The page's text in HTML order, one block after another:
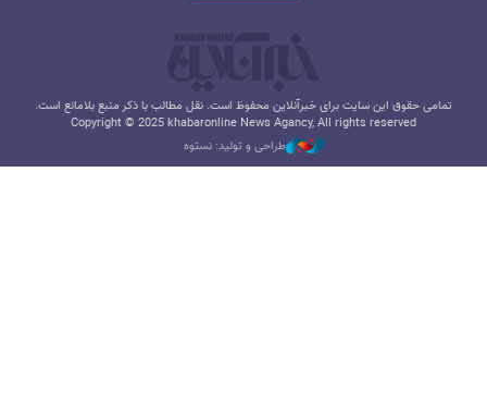
تمامی حقوق این سایت برای خبرآنلاین محفوظ است. نقل مطالب با ذکر منبع بلامانع است.
Copyright © 2025 khabaronline News Agancy, All rights reserved
طراحی و تولید: نستوه